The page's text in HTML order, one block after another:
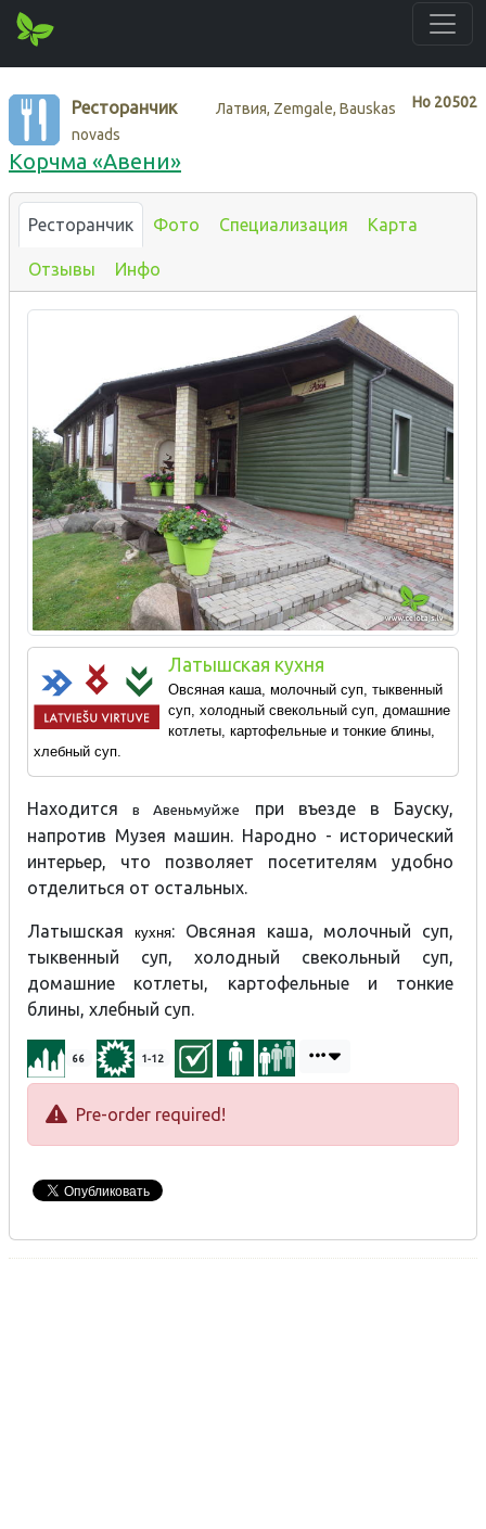
Нo 20502
Ресторанчик
Латвия, Zemgale, Bauskas
novads
Корчма «Авени»
Ресторанчик Фото Специализация Карта
Отзывы Инфо
Латышская кухня
Овсяная каша, молочный суп, тыквенный
суп, холодный свекольный суп, домашние
котлеты, картофельные и тонкие блины,
хлебный суп.
Находитсяв Авеньмуйже
при въезде в Бауску,
напротив Музея машин. Народно - исторический
интерьер, что позволяет посетителям удобно
отделиться от остальных.
Латышская кухня: Овсяная каша, молочный суп,
тыквенный суп, холодный свекольный суп,
домашние котлеты, картофельные и тонкие
блины, хлебный суп.
66 1-12
Pre-order required!